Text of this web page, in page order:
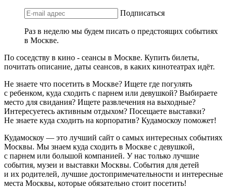
Подписаться
Раз в неделю мы будем писать о предстоящих событиях
в Москве.
По соседству в кино - сеансы в Москве. Купить билеты,
почитать описание, даты сеансов, в каких кинотеатрах идёт.
Не знаете что посетить в Москве? Ищете где погулять
с ребенком, куда сходить с парнем или девушкой? Выбираете
место для свидания? Ищете развлечения на выходные?
Интересуетесь активным отдыхом? Посещаете выставки?
Не знаете куда сходить на корпоратив? Кудамоскоу поможет!
Кудамоскоу — это лучший сайт о самых интересных событиях
Москвы. Мы знаем куда сходить в Москве с девушкой,
с парнем или большой компанией. У нас только лучшие
события, музеи и выставки Москвы. События для детей
и их родителей, лучшие достопримечательности и интересные
места Москвы, которые обязательно стоит посетить!